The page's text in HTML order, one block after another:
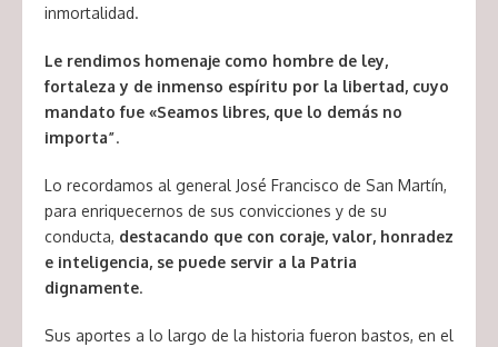
inmortalidad.
Le rendimos homenaje como hombre de ley,
fortaleza y de inmenso espíritu por la libertad, cuyo
mandato fue «Seamos libres, que lo demás no
importa”.
Lo recordamos al general José Francisco de San Martín,
para enriquecernos de sus convicciones y de su
conducta, destacando que con coraje, valor, honradez
e inteligencia, se puede servir a la Patria
dignamente.
Sus aportes a lo largo de la historia fueron bastos, en el